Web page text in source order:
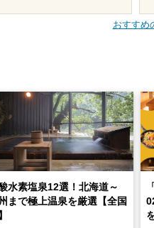
おすすめ
水素塩泉12選！北海道～
まで極上温泉を厳選【全国